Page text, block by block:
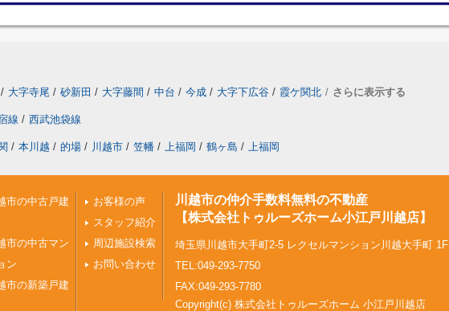
/ 大字寺尾 / 砂新田 / 大字藤間 / 中台 / 今成 / 大字下広谷 / 霞ケ関北 さらに表示する
線 / 西武池袋線
/ 本川越 / 的場 / 川越市 / 笠幡 / 上福岡 / 鶴ヶ島 / 上福岡
市の中古戸建
市の中古マン
ン
市の新築戸建
お客様の声
スタッフ紹介
周辺施設検索
お問い合わせ
川越市の仲介手数料無料の不動産
【株式会社トゥルーズホーム小江戸川越店】
埼玉県川越市大手町2-5 レクセルマンション川越大手町 1F
TEL:049-293-7750
FAX:049-293-7780
Copyright(c) 株式会社トゥルーズホーム 小江戸川越店